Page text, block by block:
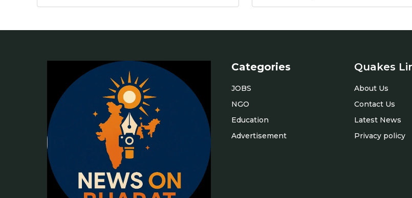
Categories
JOBS
NGO
Education
Advertisement
Quakes
About Us
Contact Us
Latest News
Privacy policy